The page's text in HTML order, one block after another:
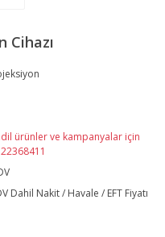
Cihazı
ürünler ve kampanyalar için
Dahil Nakit / Havale / EFT Fiyatı